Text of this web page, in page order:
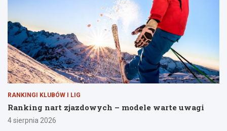
RANKINGI KLUBÓW I LIG
Ranking nart zjazdowych – modele warte uwagi
4 sierpnia 2026